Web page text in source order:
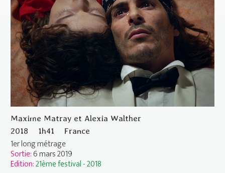
Maxime Matray et Alexia Walther
2018
1h41 France
1er long métrage
Sortie:6 mars 2019
Edition:21ème festival - 2018